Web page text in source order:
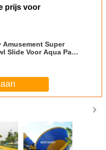
prijs voor
Amusement Super
Slide Voor Aqua Park